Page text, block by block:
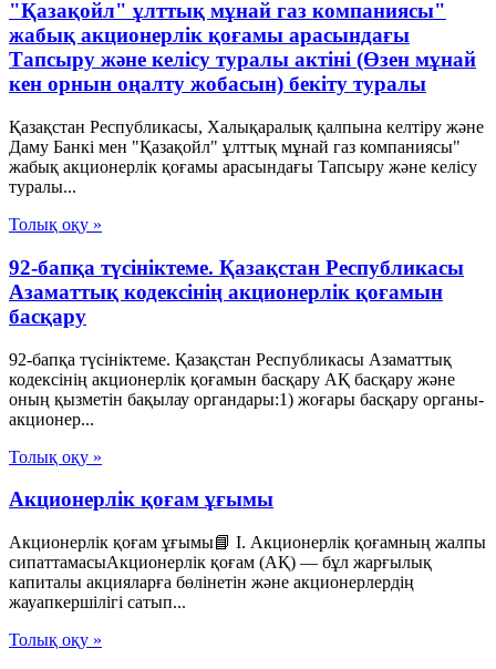
"Қазақойл" ұлттық мұнай газ компаниясы"
жабық акционерлік қоғамы арасындағы
Тапсыру және келісу туралы актіні (Өзен мұнай
кен орнын оңалту жобасын) бекіту туралы
Қазақстан Республикасы, Халықаралық қалпына келтіру және
Даму Банкі мен "Қазақойл" ұлттық мұнай газ компаниясы"
жабық акционерлік қоғамы арасындағы Тапсыру және келісу
туралы...
Толық оқу »
92-бапқа түсініктеме. Қазақстан Республикасы
Азаматтық кодексінің акционерлік қоғамын
басқару
92-бапқа түсініктеме. Қазақстан Республикасы Азаматтық
кодексінің акционерлік қоғамын басқару АҚ басқару және
оның қызметін бақылау органдары:1) жоғары басқару органы-
акционер...
Толық оқу »
Акционерлік қоғам ұғымы
Акционерлік қоғам ұғымы📘 I. Акционерлік қоғамның жалпы
сипаттамасыАкционерлік қоғам (АҚ) — бұл жарғылық
капиталы акцияларға бөлінетін және акционерлердің
жауапкершілігі сатып...
Толық оқу »